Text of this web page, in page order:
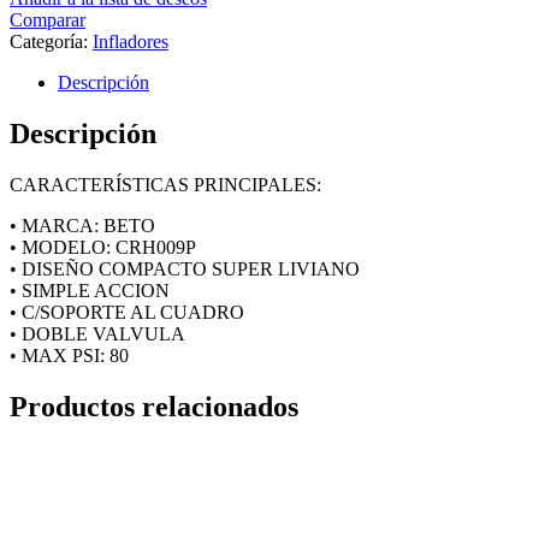
Comparar
Categoría: Infladores
Descripción
Descripción
CARACTERÍSTICAS PRINCIPALES:
• MARCA: BETO
• MODELO: CRH009P
• DISEÑO COMPACTO SUPER LIVIANO
• SIMPLE ACCION
• C/SOPORTE AL CUADRO
• DOBLE VALVULA
• MAX PSI: 80
Productos relacionados